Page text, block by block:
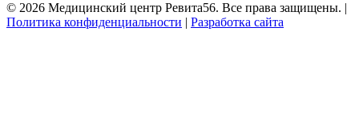
© 2026 Медицинский центр Ревита56. Все права защищены. |
Политика конфиденциальности
Разработка сайта